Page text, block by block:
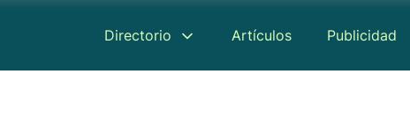
Directorio Artículos Publicidad